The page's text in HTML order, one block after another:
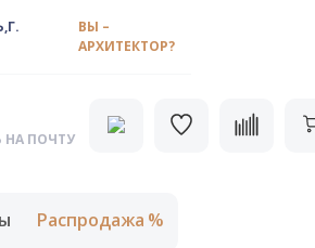
ВЫ –
АРХИТЕКТОР?
НА ПОЧТУ
Распродажа